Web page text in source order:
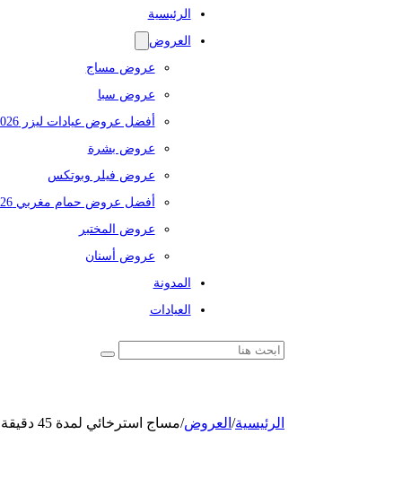
الرئيسية
العروض
عروض مساج
عروض سبا
أفضل عروض عيادات ليزر 2026
عروض بشرة
عروض فيلر وبوتكس
أفضل عروض حمام مغربي 2026
عروض المختبر
عروض أسنان
المدونة
العيادات
الرئيسية/ العروض/مساج استرخائي لمدة 45 دقيقة + تنظيف بشرة عميق وإزالة الرؤوس السوداء